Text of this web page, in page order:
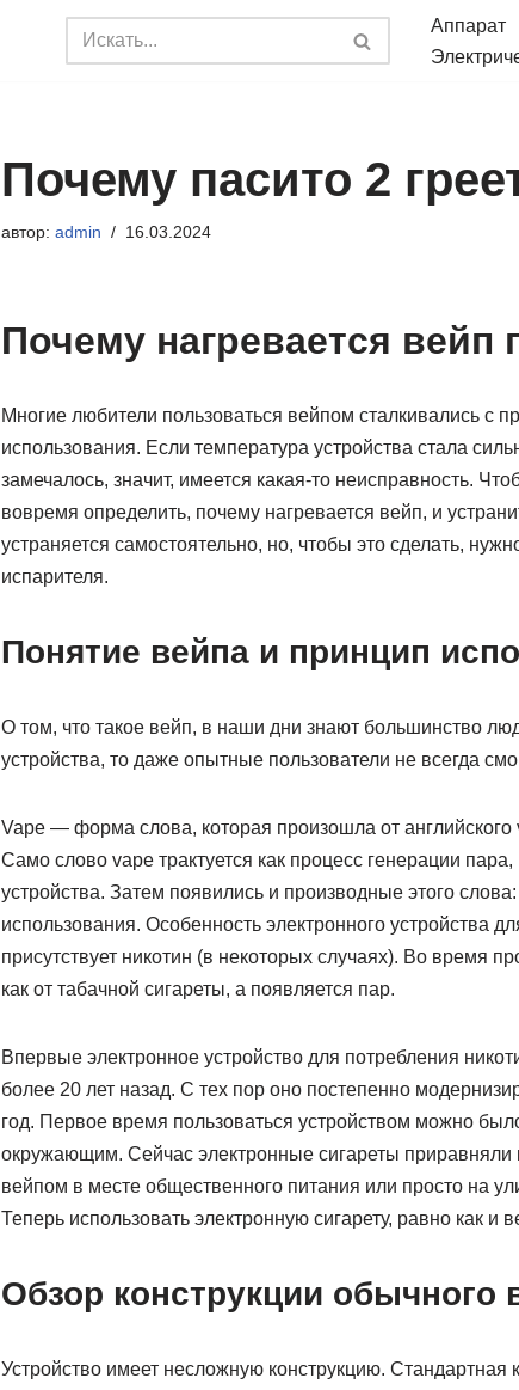
Аппарат
Почему пасито 2
автор: admin 16.03.2024
Почему нагревается вейп
Многие любители пользоваться вейпом сталкивались с
использования. Если температура устройства стала
замечалось, значит, имеется какая-то неисправность.
вовремя определить, почему нагревается вейп, и
устраняется самостоятельно, но, чтобы это сделать,
испарителя.
Понятие вейпа и принцип
О том, что такое вейп, в наши дни знают большинство
устройства, то даже опытные пользователи не всегда
Vape — форма слова, которая произошла от английского
Само слово vape трактуется как процесс генерации
устройства. Затем появились и производные этого
использования. Особенность электронного устройства
присутствует никотин (в некоторых случаях). Во время
как от табачной сигареты, а появляется пар.
Впервые электронное устройство для потребления
более 20 лет назад. С тех пор оно постепенно
год. Первое время пользоваться устройством можно
окружающим. Сейчас электронные сигареты приравняли
вейпом в месте общественного питания или просто на
Теперь использовать электронную сигарету, равно как
Обзор конструкции обычного
Устройство имеет несложную конструкцию. Стандартная